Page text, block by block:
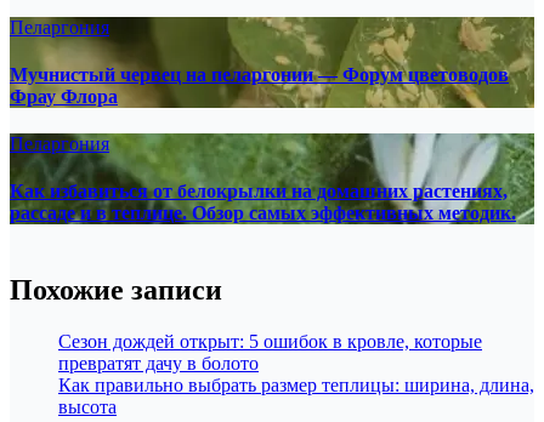
Пеларгония
Мучнистый червец на пеларгонии — Форум цветоводов
Фрау Флора
Пеларгония
Как избавиться от белокрылки на домашних растениях,
рассаде и в теплице. Обзор самых эффективных методик.
Похожие записи
Сезон дождей открыт: 5 ошибок в кровле, которые
превратят дачу в болото
Как правильно выбрать размер теплицы: ширина, длина,
высота